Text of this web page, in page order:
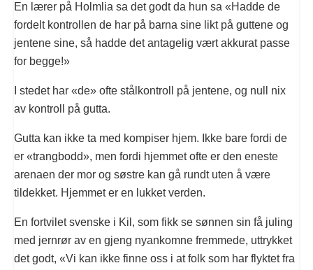
En lærer på Holmlia sa det godt da hun sa «Hadde de
fordelt kontrollen de har på barna sine likt på guttene og
jentene sine, så hadde det antagelig vært akkurat passe
for begge!»
I stedet har «de» ofte stålkontroll på jentene, og null nix
av kontroll på gutta.
Gutta kan ikke ta med kompiser hjem. Ikke bare fordi de
er «trangbodd», men fordi hjemmet ofte er den eneste
arenaen der mor og søstre kan gå rundt uten å være
tildekket. Hjemmet er en lukket verden.
En fortvilet svenske i Kil, som fikk se sønnen sin få juling
med jernrør av en gjeng nyankomne fremmede, uttrykket
det godt, «Vi kan ikke finne oss i at folk som har flyktet fra